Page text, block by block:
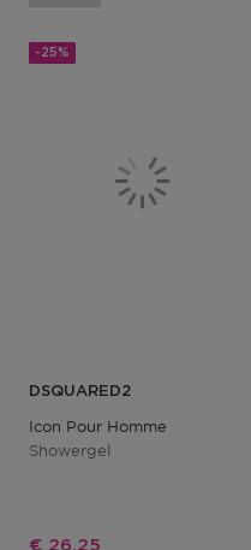
-25%
DSQUARED2
Icon Pour Homme
Showergel
Kortingsprijs
€ 26,25